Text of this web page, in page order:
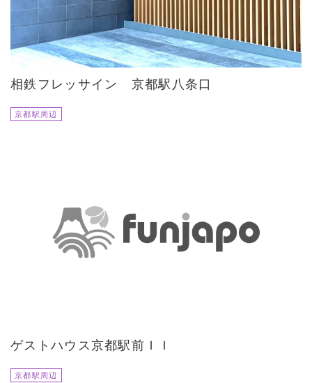
相鉄フレッサイン 京都駅八条口
京都駅周辺
ゲストハウス京都駅前ＩＩ
京都駅周辺